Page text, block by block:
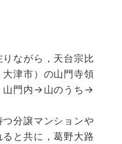
ながら，天台宗比
津市）の山門寺領
山門内→山のうち→
分譲マンションや
と共に，葛野大路